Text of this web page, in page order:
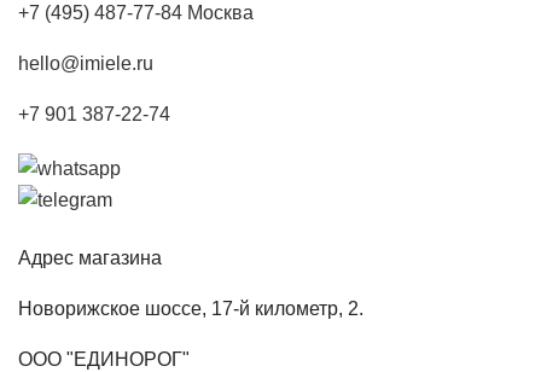
+7 (495) 487-77-84 Москва
hello@imiele.ru
+7 901 387-22-74
Адрес магазина
Новорижское шоссе, 17-й километр, 2.
ООО "ЕДИНОРОГ"